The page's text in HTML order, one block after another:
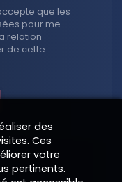
que les
pour me
relation
de cette
des
Ces
votre
pertinents.